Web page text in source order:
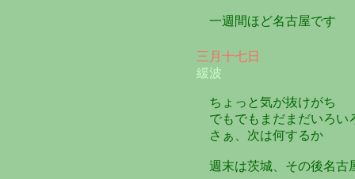
一週間ほど名古屋です
三月十七日
緩波
ちょっと気が抜けがち
でもでもまだまだいろい
さぁ、次は何するか
週末は茨城、その後名古